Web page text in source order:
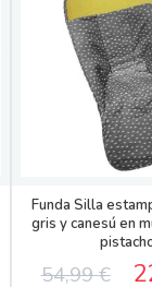
Funda Silla
gris y canesú en
54,99€ El
múltiples
variantes.